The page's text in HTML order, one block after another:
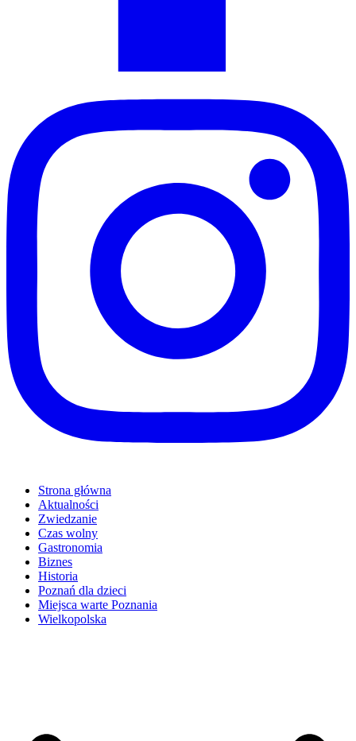
Strona główna
Aktualności
Zwiedzanie
Czas wolny
Gastronomia
Biznes
Historia
Poznań dla dzieci
Miejsca warte Poznania
Wielkopolska